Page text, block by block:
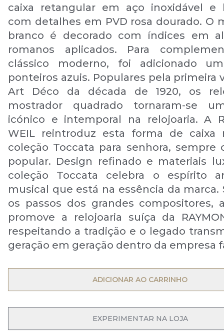
caixa retangular em aço inoxidável e
com detalhes em PVD rosa dourado. O
branco é decorado com índices em
romanos aplicados. Para
clássico moderno, foi adicionado
ponteiros azuis. Populares pela primeira
Art Déco da década de 1920, os
mostrador quadrado tornaram-se
icónico e intemporal na relojoaria. A
WEIL reintroduz esta forma de caixa
coleção Toccata para senhora, sempre
popular. Design refinado e materiais
coleção Toccata celebra o espírito
musical que está na essência da marca.
os passos dos grandes compositores,
promove a relojoaria suíça da
respeitando a tradição e o legado
geração em geração dentro da empresa
ADICIONAR AO CARRINHO
EXPERIMENTAR NA LOJA